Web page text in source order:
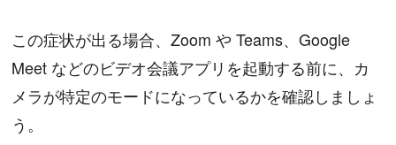
この症状が出る場合、Zoom や Teams、Google
Meet などのビデオ会議アプリを起動する前に、カ
メラが特定のモードになっているかを確認しましょ
う。